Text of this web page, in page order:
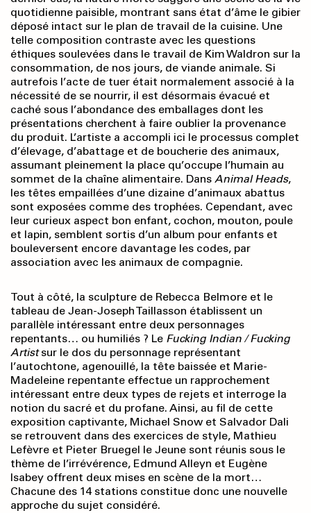
quotidienne paisible, montrant sans état d’âme le gibier
déposé intact sur le plan de travail de la cuisine. Une
telle composition contraste avec les questions
éthiques soulevées dans le travail de Kim Waldron sur la
consommation, de nos jours, de viande animale. Si
autrefois l’acte de tuer était normalement associé à la
nécessité de se nourrir, il est désormais évacué et
caché sous l’abondance des emballages dont les
présentations cherchent à faire oublier la provenance
du produit. L’artiste a accompli ici le processus complet
d’élevage, d’abattage et de boucherie des animaux,
assumant pleinement la place qu’occupe l’humain au
sommet de la chaîne alimentaire. Dans Animal Heads,
les têtes empaillées d’une dizaine d’animaux abattus
sont exposées comme des trophées. Cependant, avec
leur curieux aspect bon enfant, cochon, mouton, poule
et lapin, semblent sortis d’un album pour enfants et
bouleversent encore davantage les codes, par
association avec les animaux de compagnie.
Tout à côté, la sculpture de Rebecca Belmore et le
tableau de Jean-Joseph Taillasson établissent un
parallèle intéressant entre deux personnages
repentants… ou humiliés ? Le Fucking Indian / Fucking
Artistsur le dos du personnage représentant
l’autochtone, agenouillé, la tête baissée et Marie-
Madeleine repentante effectue un rapprochement
intéressant entre deux types de rejets et interroge la
notion du sacré et du profane. Ainsi, au fil de cette
exposition captivante, Michael Snow et Salvador Dali
se retrouvent dans des exercices de style, Mathieu
Lefèvre et Pieter Bruegel le Jeune sont réunis sous le
thème de l’irrévérence, Edmund Alleyn et Eugène
Isabey offrent deux mises en scène de la mort…
Chacune des 14 stations constitue donc une nouvelle
approche du sujet considéré.